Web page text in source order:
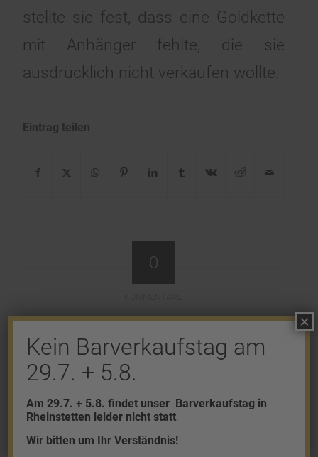
stellte sie fest, dass eine Goldkette
mit Anhänger fehlte, die sie
ausdrücklich nicht verkaufen wollte.
Eintrag teilen
0
An der Diskussion beteiligen?
Hinterlasse uns deinen Kommentar!
Du musstangemeldetsein, um einen
Kommentar abzugeben.
Kein Barverkaufstag am
29.7. + 5.8.
Am 29.7. + 5.8. findet unser Barverkaufstag in
Rheinstetten leider nicht statt.
Wir bitten um Ihr Verständnis!
×